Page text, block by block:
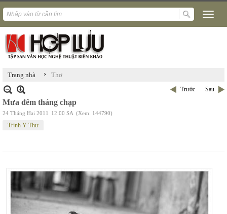
Trang nhà › Thơ
Trước Sau
Mưa đêm tháng chạp
24 Tháng Hai 2011 12:00 SA (Xem: 144790)
Trịnh Y Thư